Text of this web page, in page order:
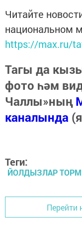
Читайте
национальном
https://max.ru/
Тагы да
фото һәм
Чаллы»ның
каналында
Теги:
ЙОЛДЫЗЛАР
Перейти